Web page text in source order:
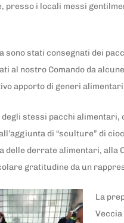
presso i locali messi
sono stati consegnati dei
al nostro Comando da
apporto di generi
stessi pacchi
di “sculture” di
delle derrate alimentari, alla
gratitudine da un
La